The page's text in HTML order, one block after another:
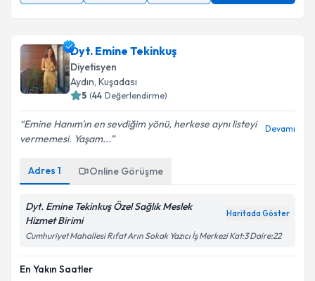
Dyt. Emine Tekinkuş
Diyetisyen
Aydın, Kuşadası
5 (44 Değerlendirme)
Emine Hanım'ın en sevdiğim yönü, herkese aynı listeyi
vermemesi. Yaşam...
Devamı
Adres 1 Online Görüşme
Dyt. Emine Tekinkuş Özel Sağlık Meslek
Hizmet Birimi
Haritada Göster
Cumhuriyet Mahallesi Rıfat Arın Sokak Yazıcı İş Merkezi Kat:3 Daire:22
En Yakın Saatler